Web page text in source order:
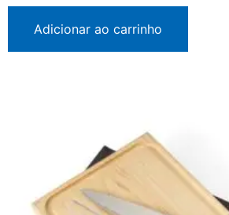
Adicionar ao carrinho